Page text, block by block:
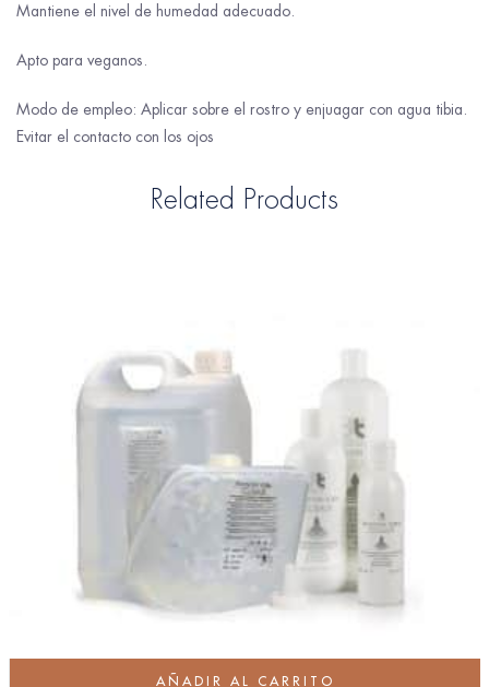
Mantiene el nivel de humedad adecuado.
Apto para veganos.
Modo de empleo: Aplicar sobre el rostro y enjuagar con agua tibia.
Evitar el contacto con los ojos
Related Products
AÑADIR AL CARRITO